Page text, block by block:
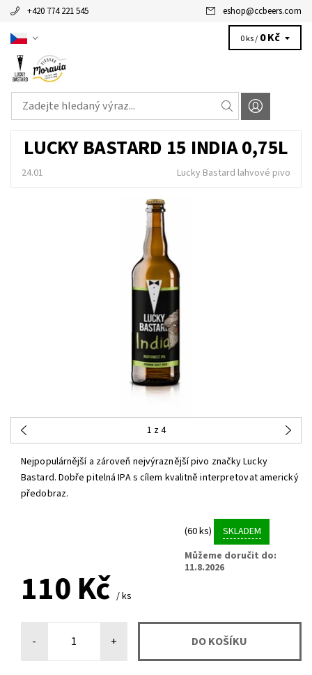
+420 774 221 545 eshop@ccbeers.com
0 ks / 0 Kč
LUCKY BASTARD 15 INDIA 0,75L
24.01 Lucky Bastard lahvové pivo
1 z 4
Nejpopulárnější a zároveň nejvýraznější pivo značky Lucky
Bastard. Dobře pitelná IPA s cílem kvalitně interpretovat americký
předobraz.
(60 ks)
SKLADEM
Můžeme doručit do:
11.8.2026
110 Kč / ks
- +